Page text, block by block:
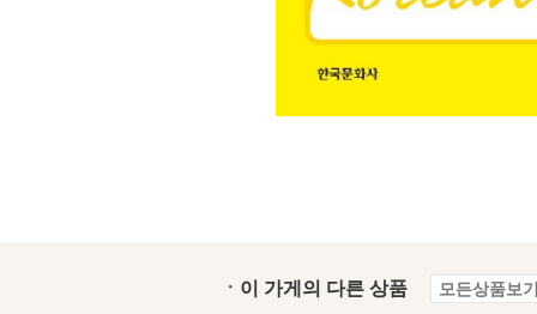
ㆍ이 가게의 다른 상품 모든상품보